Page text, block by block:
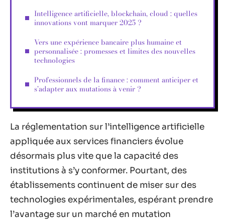
Intelligence artificielle, blockchain, cloud : quelles
innovations vont marquer 2025 ?
Vers une expérience bancaire plus humaine et
personnalisée : promesses et limites des nouvelles
technologies
Professionnels de la finance : comment anticiper et
s’adapter aux mutations à venir ?
La réglementation sur l’intelligence artificielle
appliquée aux services financiers évolue
désormais plus vite que la capacité des
institutions à s’y conformer. Pourtant, des
établissements continuent de miser sur des
technologies expérimentales, espérant prendre
l’avantage sur un marché en mutation